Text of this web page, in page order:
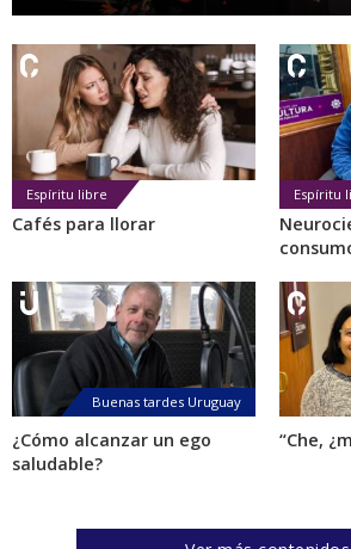
Espíritu libre
Cafés para llorar
Espíritu
Buenas tardes Uruguay
¿Cómo alcanzar un ego
saludable?
“Che,